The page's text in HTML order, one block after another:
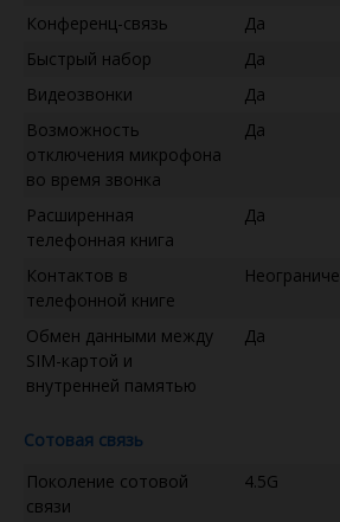
Конференц-связь
Да
Быстрый набор
Да
Видеозвонки
Да
Возможность
отключения микрофона
во время звонка
Да
Расширенная
телефонная книга
Да
Контактов в
телефонной книге
Обмен данными между
SIM-картой и
внутренней памятью
Да
Сотовая связь
Поколение сотовой
связи
4.5G